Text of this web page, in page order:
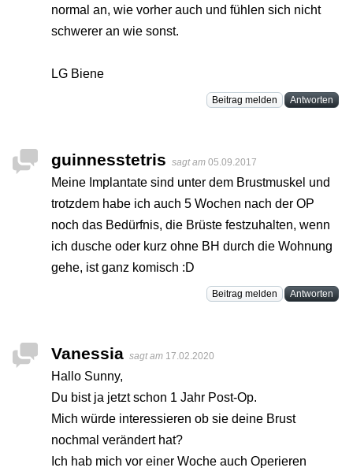
normal an, wie vorher auch und fühlen sich nicht
schwerer an wie sonst.
LG Biene
Beitrag melden Antworten
guinnesstetris sagt am 05.09.2017
Meine Implantate sind unter dem Brustmuskel und
trotzdem habe ich auch 5 Wochen nach der OP
noch das Bedürfnis, die Brüste festzuhalten, wenn
ich dusche oder kurz ohne BH durch die Wohnung
gehe, ist ganz komisch :D
Beitrag melden Antworten
Vanessia sagt am 17.02.2020
Hallo Sunny,
Du bist ja jetzt schon 1 Jahr Post-Op.
Mich würde interessieren ob sie deine Brust
nochmal verändert hat?
Ich hab mich vor einer Woche auch Operieren